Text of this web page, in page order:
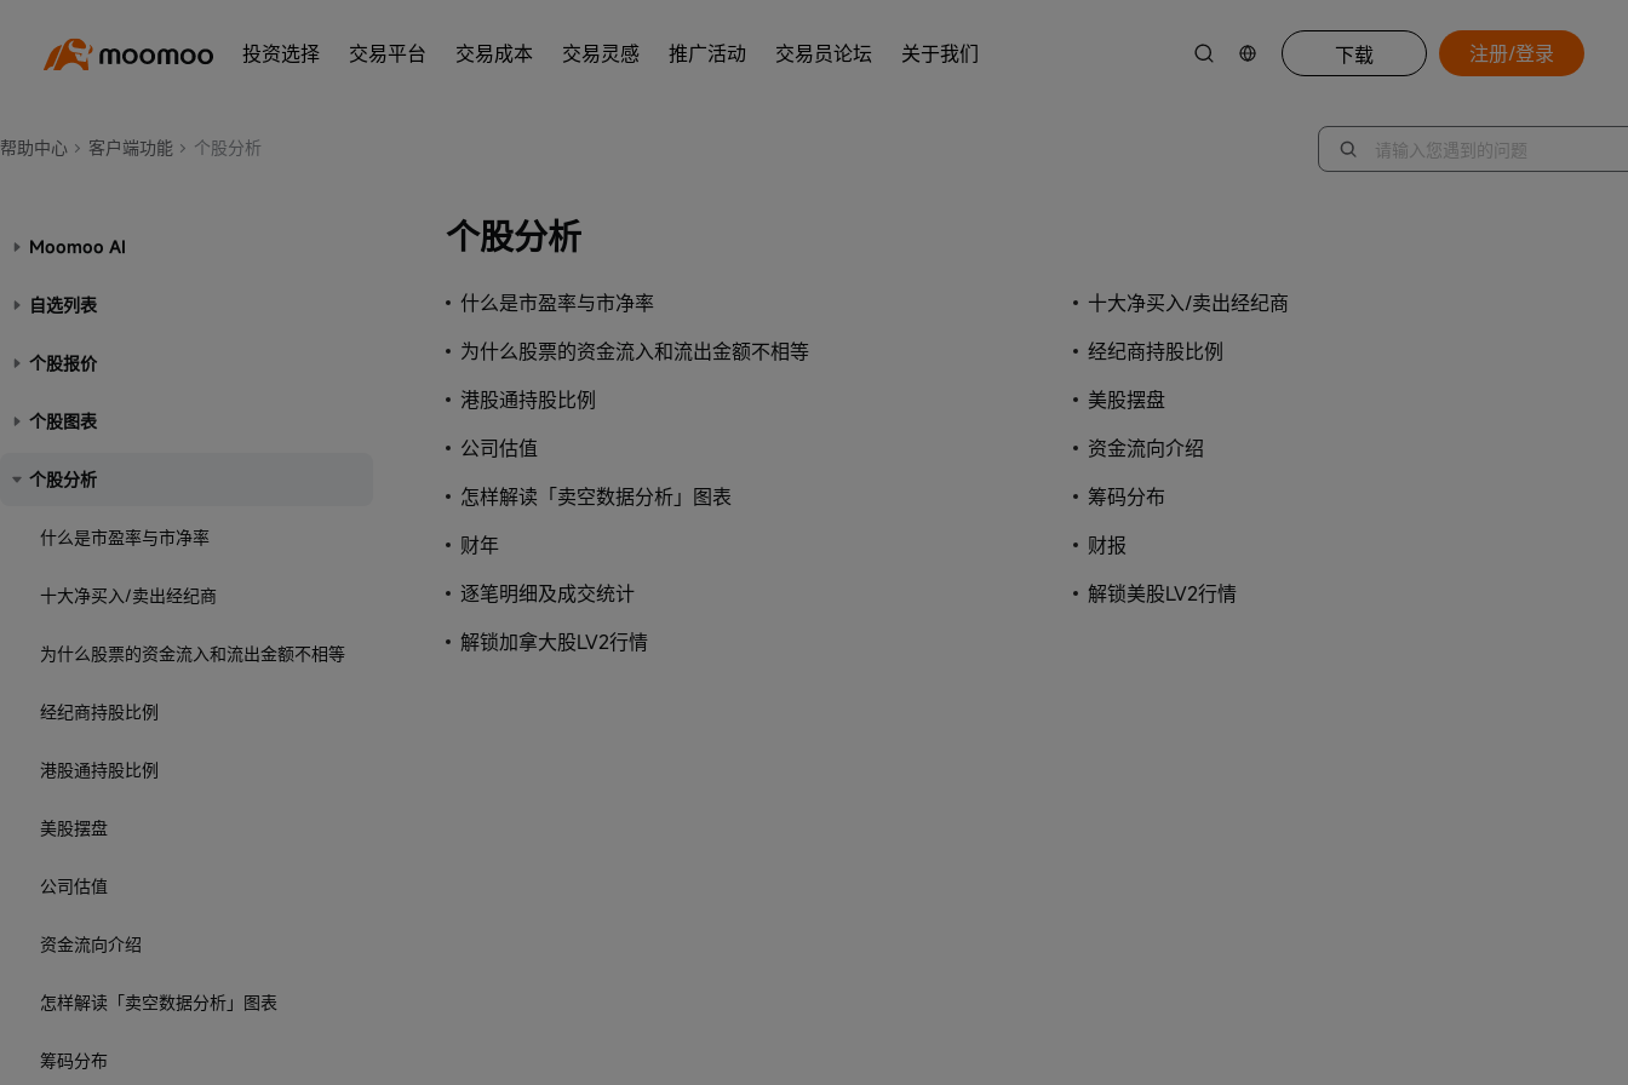
投资选择 交易平台 交易成本 交易灵感 推广活动 交易员论坛 关于我们 下载 注册/登录
帮助中心 客户端功能 个股分析
Moomoo AI
自选列表
个股报价
个股图表
个股分析
什么是市盈率与市净率
十大净买入/卖出经纪商
为什么股票的资金流入和流出金额不相等
经纪商持股比例
港股通持股比例
美股摆盘
公司估值
资金流向介绍
怎样解读「卖空数据分析」图表
筹码分布
个股分析
什么是市盈率与市净率
十大净买入/卖出经纪商
为什么股票的资金流入和流出金额不相等
经纪商持股比例
港股通持股比例
美股摆盘
公司估值
资金流向介绍
怎样解读「卖空数据分析」图表
筹码分布
财年
财报
逐笔明细及成交统计
解锁美股LV2行情
解锁加拿大股LV2行情